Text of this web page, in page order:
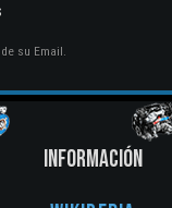
de su Email.
INFORMACIÓN